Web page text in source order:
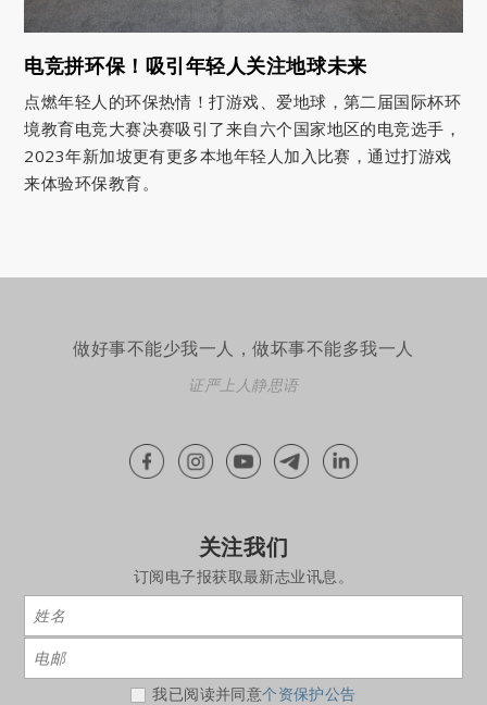
电竞拼环保！吸引年轻人关注地球未来
点燃年轻人的环保热情！打游戏、爱地球，第二届国际杯环
境教育电竞大赛决赛吸引了来自六个国家地区的电竞选手，
2023年新加坡更有更多本地年轻人加入比赛，通过打游戏
来体验环保教育。
做好事不能少我一人，做坏事不能多我一人
证严上人静思语
关注我们
订阅电子报获取最新志业讯息。
我已阅读并同意个资保护公告